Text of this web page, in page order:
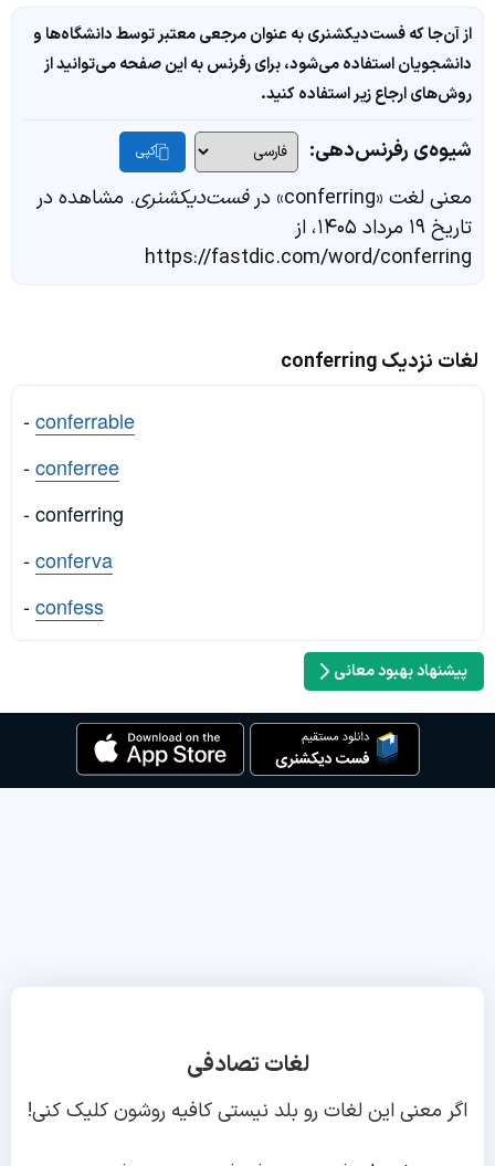
از آن‌جا که فست‌دیکشنری به عنوان مرجعی معتبر توسط دانشگاه‌ها و
دانشجویان استفاده می‌شود، برای رفرنس به این صفحه می‌توانید از
روش‌های ارجاع زیر استفاده کنید.
شیوه‌ی رفرنس‌دهی: کپی
معنی لغت «conferring» در فست‌دیکشنری. مشاهده در
تاریخ ۱۹ مرداد ۱۴۰۵، از
https://fastdic.com/word/conferring
لغات نزدیک conferring
-conferrable
-conferree
- conferring
-conferva
-confess
پیشنهاد بهبود معانی
لغات تصادفی
اگر معنی این لغات رو بلد نیستی کافیه روشون کلیک کنی!